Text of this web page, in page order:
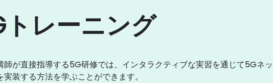
レーニング
が直接指導する5G研修では、インタラクティブな実習を通じて5Gネ
装する方法を学ぶことができます。